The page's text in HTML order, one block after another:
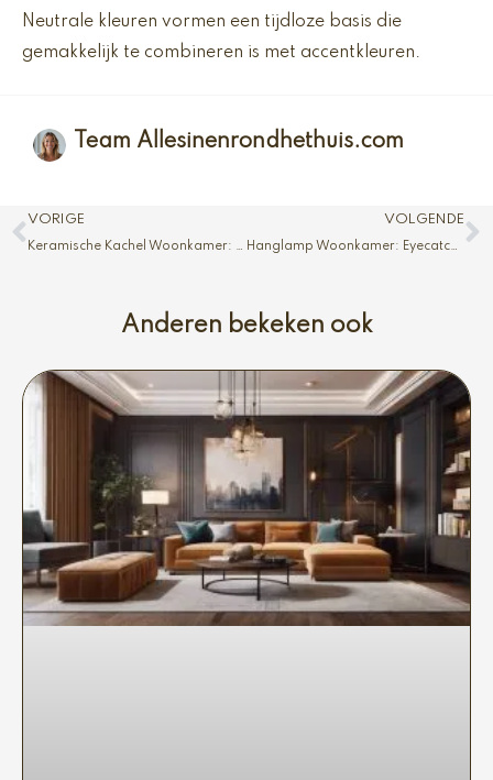
Neutrale kleuren vormen een tijdloze basis die
gemakkelijk te combineren is met accentkleuren.
Team Allesinenrondhethuis.com
Vorige
VORIGE
Keramische Kachel Woonkamer: Compact en Efficiënt
VOLGENDE
Hanglamp Woonkamer: Eyecatcher in je Interieur
Anderen bekeken ook